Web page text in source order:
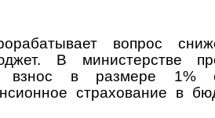
вопрос
В министерстве
взнос в размере 1%
страхование в